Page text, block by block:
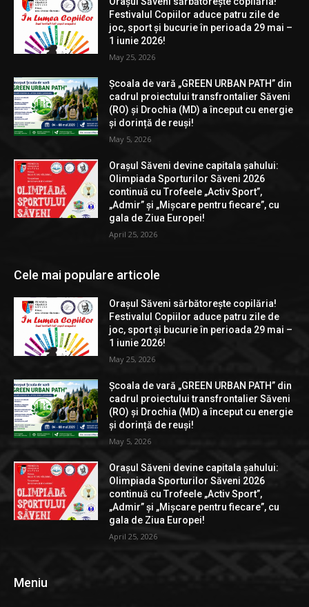
Festivalul Copiilor aduce patru zile de
joc, sport și bucurie în perioada 29 mai –
1 iunie 2026!
May 25, 2026
Școala de vară „GREEN URBAN PATH” din
cadrul proiectului transfrontalier Săveni
(RO) și Drochia (MD) a început cu energie
și dorință de reuși!
May 5, 2026
Orașul Săveni devine capitala șahului:
Olimpiada Sporturilor Săveni 2026
continuă cu Trofeele „Activ Sport”,
„Admir” și „Mișcare pentru fiecare”, cu
gala de Ziua Europei!
April 25, 2026
Cele mai populare articole
Orașul Săveni sărbătorește copilăria!
Festivalul Copiilor aduce patru zile de
joc, sport și bucurie în perioada 29 mai –
1 iunie 2026!
May 25, 2026
Școala de vară „GREEN URBAN PATH” din
cadrul proiectului transfrontalier Săveni
(RO) și Drochia (MD) a început cu energie
și dorință de reuși!
May 5, 2026
Orașul Săveni devine capitala șahului:
Olimpiada Sporturilor Săveni 2026
continuă cu Trofeele „Activ Sport”,
„Admir” și „Mișcare pentru fiecare”, cu
gala de Ziua Europei!
April 25, 2026
Meniu